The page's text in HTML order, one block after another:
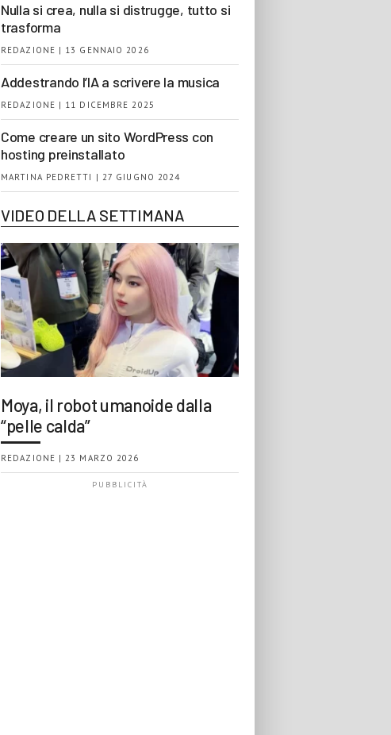
Nulla si crea, nulla si distrugge, tutto si
trasforma
REDAZIONE | 13 GENNAIO 2026
Addestrando l’IA a scrivere la musica
REDAZIONE | 11 DICEMBRE 2025
Come creare un sito WordPress con
hosting preinstallato
MARTINA PEDRETTI | 27 GIUGNO 2024
VIDEO DELLA SETTIMANA
Moya, il robot umanoide dalla
“pelle calda”
REDAZIONE | 23 MARZO 2026